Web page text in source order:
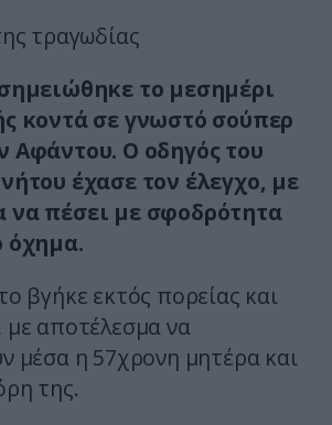
τραγωδίας
το μεσημέρι
κοντά σε γνωστό σούπερ
Αφάντου. Ο οδηγός του
έχασε τον έλεγχο, με
να πέσει με σφοδρότητα
όχημα.
βγήκε εκτός πορείας και
αποτέλεσμα να
μέσα η 57χρονη μητέρα και
της.